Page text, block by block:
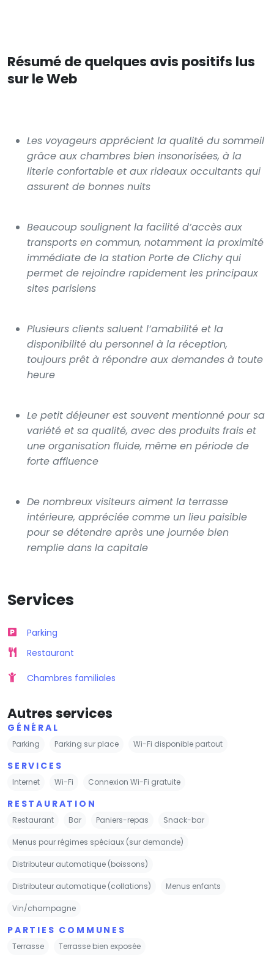
Résumé de quelques avis positifs lus
sur le Web
Les voyageurs apprécient la qualité du sommeil
grâce aux chambres bien insonorisées, à la
literie confortable et aux rideaux occultants qui
assurent de bonnes nuits
Beaucoup soulignent la facilité d’accès aux
transports en commun, notamment la proximité
immédiate de la station Porte de Clichy qui
permet de rejoindre rapidement les principaux
sites parisiens
Plusieurs clients saluent l’amabilité et la
disponibilité du personnel à la réception,
toujours prêt à répondre aux demandes à toute
heure
Le petit déjeuner est souvent mentionné pour sa
variété et sa qualité, avec des produits frais et
une organisation fluide, même en période de
forte affluence
De nombreux visiteurs aiment la terrasse
intérieure, appréciée comme un lieu paisible
pour se détendre après une journée bien
remplie dans la capitale
Services
Parking
Restaurant
Chambres familiales
Autres services
GÉNÉRAL
Parking Parking sur place Wi-Fi disponible partout
SERVICES
Internet Wi-Fi Connexion Wi-Fi gratuite
RESTAURATION
Restaurant Bar Paniers-repas Snack-bar
Menus pour régimes spéciaux (sur demande)
Distributeur automatique (boissons)
Distributeur automatique (collations) Menus enfants
Vin/champagne
PARTIES COMMUNES
Terrasse Terrasse bien exposée